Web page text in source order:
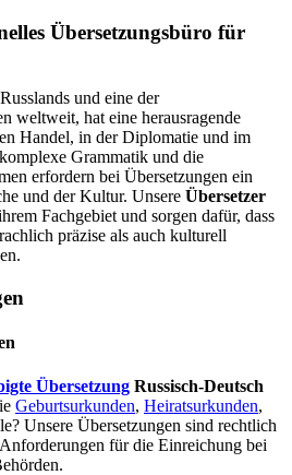
Übersetzungsbüro für
und eine der
weltweit, hat eine herausragende
Handel, in der Diplomatie und im
Grammatik und die
erfordern bei Übersetzungen ein
und der Kultur. Unsere Übersetzer
Fachgebiet und sorgen dafür, dass
präzise als auch kulturell
Übersetzung Russisch-Deutsch
Geburtsurkunden, Heiratsurkunden,
Unsere Übersetzungen sind rechtlich
für die Einreichung bei